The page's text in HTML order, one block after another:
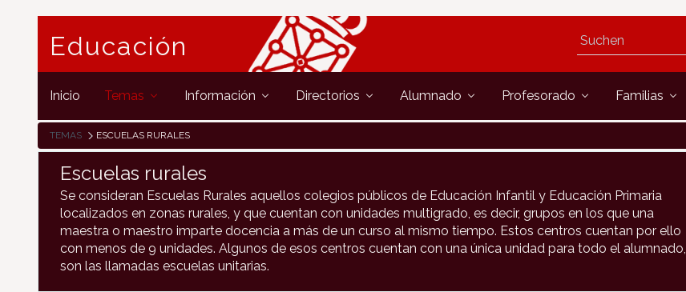
Educación
Inicio Temas Información Directorios Alumnado Profesorado Familias
TEMAS ESCUELAS RURALES
Escuelas rurales
Se consideran Escuelas Rurales aquellos colegios públicos de Educación Infantil y Educación Primaria
localizados en zonas rurales, y que cuentan con unidades multigrado, es decir, grupos en los que una
maestra o maestro imparte docencia a más de un curso al mismo tiempo. Estos centros cuentan por ello
con menos de 9 unidades. Algunos de esos centros cuentan con una única unidad para todo el alumnado,
son las llamadas escuelas unitarias.